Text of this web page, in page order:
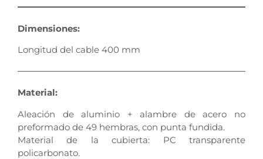
Dimensiones:
Longitud del cable 400 mm
Material:
Aleación de aluminio + alambre de acero no
preformado de 49 hembras, con punta fundida.
Material de la cubierta: PC transparente
policarbonato.